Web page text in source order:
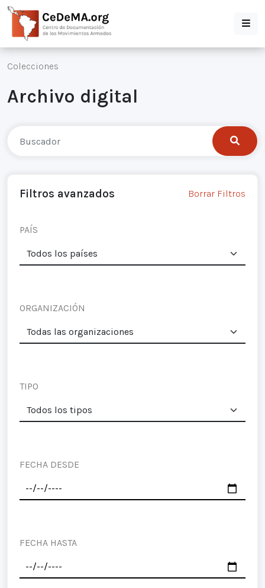
Colecciones
Archivo digital
Filtros avanzados Borrar Filtros
PAÍS
ORGANIZACIÓN
TIPO
FECHA DESDE
FECHA HASTA